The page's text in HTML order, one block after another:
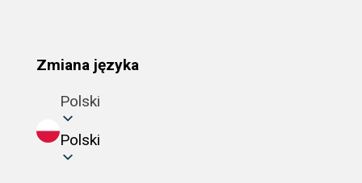
Zmiana języka
Polski
Polski